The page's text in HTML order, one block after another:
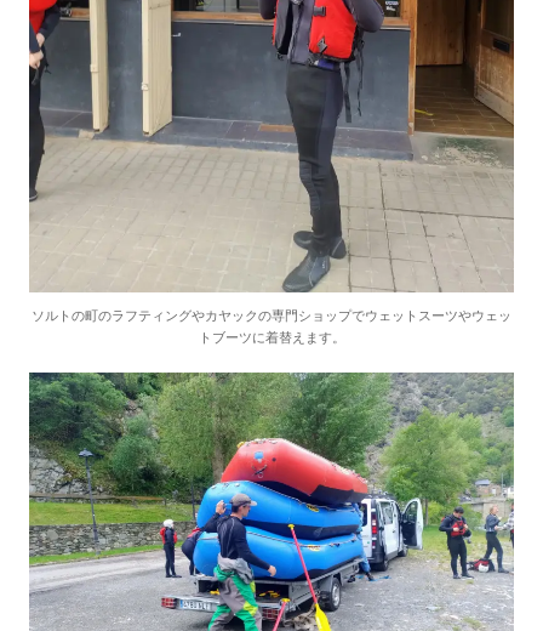
ソルトの町のラフティングやカヤックの専門ショップでウェットスーツやウェッ
トブーツに着替えます。